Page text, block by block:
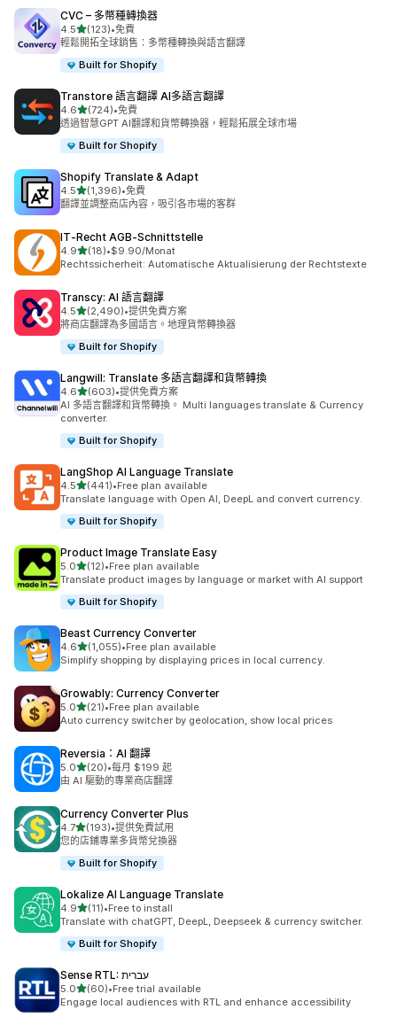
CVC – 多幣種轉換器
4.5滿分 5 顆星
(123)
共有 123 則評價
•免費
輕鬆開拓全球銷售：多幣種轉換與語言翻譯
Built for Shopify
Transtore 語言翻譯 AI多語言翻譯
4.6滿分 5 顆星
(724)
共有 724 則評價
•免費
透過智慧GPT AI翻譯和貨幣轉換器，輕鬆拓展全球市場
Built for Shopify
Shopify Translate & Adapt
4.5滿分 5 顆星
(1,396)
共有 1396 則評價
•免費
翻譯並調整商店內容，吸引各市場的客群
IT‑Recht AGB‑Schnittstelle
4.9滿分 5 顆星
(18)
共有 18 則評價
•$9.90/Monat
Rechtssicherheit: Automatische Aktualisierung der Rechtstexte
Transcy: AI 語言翻譯
4.5滿分 5 顆星
(2,490)
共有 2490 則評價
•提供免費方案
將商店翻譯為多國語言。地理貨幣轉換器
Built for Shopify
Langwill: Translate 多語言翻譯和貨幣轉換
4.6滿分 5 顆星
(603)
共有 603 則評價
•提供免費方案
AI 多語言翻譯和貨幣轉換。 Multi languages translate & Currency
converter.
Built for Shopify
LangShop AI Language Translate
4.5滿分 5 顆星
(441)
共有 441 則評價
•Free plan available
Translate language with Open AI, DeepL and convert currency.
Built for Shopify
Product Image Translate Easy
5.0滿分 5 顆星
(12)
共有 12 則評價
•Free plan available
Translate product images by language or market with AI support
Built for Shopify
Beast Currency Converter
4.6滿分 5 顆星
(1,055)
共有 1055 則評價
•Free plan available
Simplify shopping by displaying prices in local currency.
Growably: Currency Converter
5.0滿分 5 顆星
(21)
共有 21 則評價
•Free plan available
Auto currency switcher by geolocation, show local prices
Reversia：AI 翻譯
5.0滿分 5 顆星
(20)
共有 20 則評價
•每月 $199 起
由 AI 驅動的專業商店翻譯
Currency Converter Plus
4.7滿分 5 顆星
(193)
共有 193 則評價
•提供免費試用
您的店鋪專業多貨幣兌換器
Built for Shopify
Lokalize AI Language Translate
4.9滿分 5 顆星
(11)
共有 11 則評價
•Free to install
Translate with chatGPT, DeepL, Deepseek & currency switcher.
Built for Shopify
Sense RTL: עברית
5.0滿分 5 顆星
(60)
共有 60 則評價
•Free trial available
Engage local audiences with RTL and enhance accessibility